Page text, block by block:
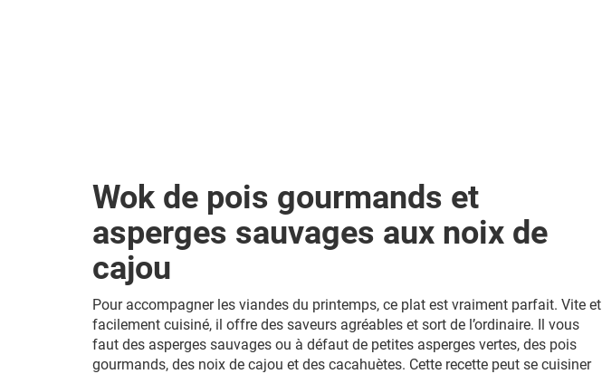
Wok de pois gourmands et
asperges sauvages aux noix de
cajou
Pour accompagner les viandes du printemps, ce plat est vraiment parfait. Vite et
facilement cuisiné, il offre des saveurs agréables et sort de l’ordinaire. Il vous
faut des asperges sauvages ou à défaut de petites asperges vertes, des pois
gourmands, des noix de cajou et des cacahuètes. Cette recette peut se cuisiner